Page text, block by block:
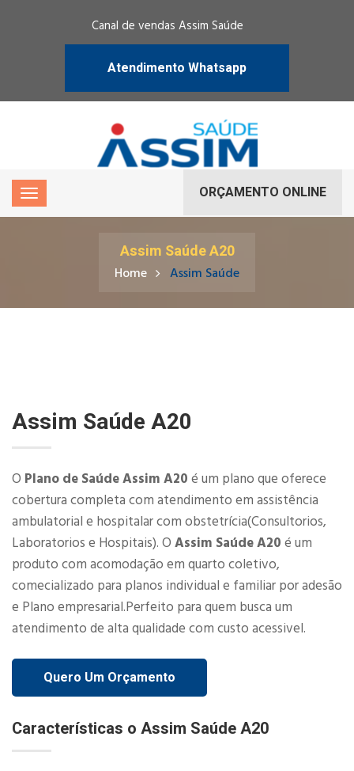
Canal de vendas Assim Saúde
Atendimento Whatsapp
ORÇAMENTO ONLINE
Assim Saúde A20
Home Assim Saúde
Assim Saúde A20
O Plano de Saúde Assim A20 é um plano que oferece
cobertura completa com atendimento em assistência
ambulatorial e hospitalar com obstetrícia(Consultorios,
Laboratorios e Hospitais). O Assim Saúde A20 é um
produto com acomodação em quarto coletivo,
comecializado para planos individual e familiar por adesão
e Plano empresarial.Perfeito para quem busca um
atendimento de alta qualidade com custo acessivel.
Quero Um Orçamento
Características o Assim Saúde A20